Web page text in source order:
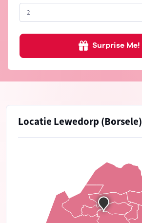
Surprise Me!
Locatie Lewedorp (Borsele)